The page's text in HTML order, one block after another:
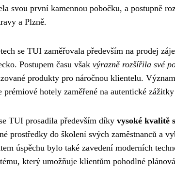
svou první kamennou pobočku, a postupně
a Plzně.
se TUI zaměřovala především na prodej
Postupem času však výrazně rozšířila své
produkty pro náročnou klientelu.
prémiové hotely zaměřené na autentické
TUI prosadila především díky vysoké kvalitě
prostředky do školení svých zaměstnanců a
úspěchu bylo také zavedení moderních
který umožňuje klientům pohodlné